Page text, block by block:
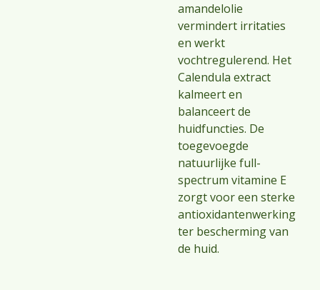
amandelolie
vermindert irritaties
en werkt
vochtregulerend. Het
Calendula extract
kalmeert en
balanceert de
huidfuncties. De
toegevoegde
natuurlijke full-
spectrum vitamine E
zorgt voor een sterke
antioxidantenwerking
ter bescherming van
de huid.